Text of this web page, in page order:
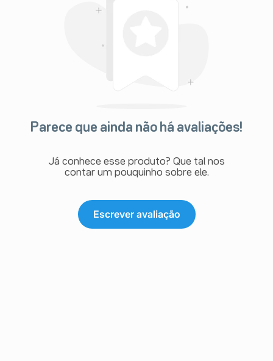
Parece que ainda não há avaliações!
Já conhece esse produto? Que tal nos
contar um pouquinho sobre ele.
Escrever avaliação